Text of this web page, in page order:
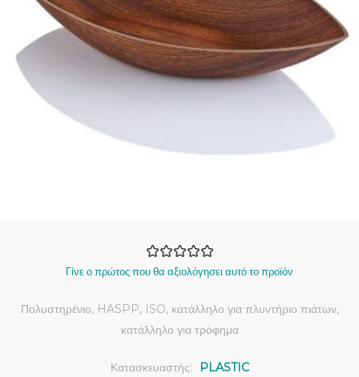
Γίνε ο πρώτος που θα αξιολόγησει αυτό το προϊόν
Πολυστηρένιο, HASPP, ISO, κατάλληλο για πλυντήριο πιάτων,
κατάλληλο για τρόφημα
Κατασκευαστής: PLASTIC